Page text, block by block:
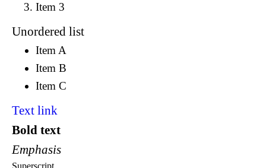
Item 3
Unordered list
Item A
Item B
Item C
Text link
Bold text
Emphasis
Superscript